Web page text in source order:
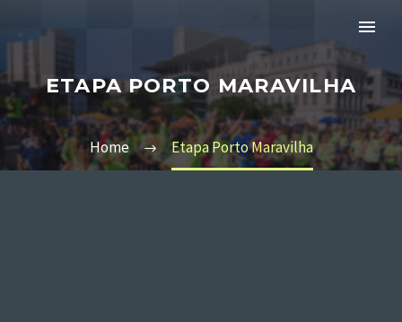
ETAPA PORTO MARAVILHA
Home Etapa Porto Maravilha